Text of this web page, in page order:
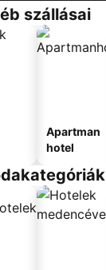
szállásai
Apartman
hotel